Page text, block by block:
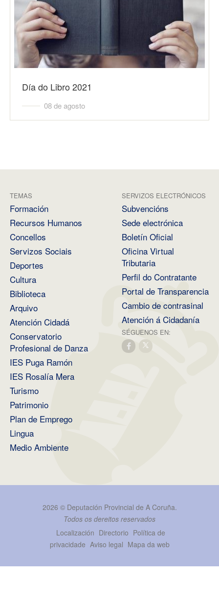
Día do Libro 2021
08 de agosto
TEMAS
Formación
Recursos Humanos
Concellos
Servizos Sociais
Deportes
Cultura
Biblioteca
Arquivo
Atención Cidadá
Conservatorio
Profesional de Danza
IES Puga Ramón
IES Rosalía Mera
Turismo
Patrimonio
Plan de Emprego
Lingua
Medio Ambiente
SERVIZOS ELECTRÓNICOS
Subvencións
Sede electrónica
Boletín Oficial
Oficina Virtual
Tributaria
Perfil do Contratante
Portal de Transparencia
Cambio de contrasinal
Atención á Cidadanía
SÉGUENOS EN:
2026 © Deputación Provincial de A Coruña.
Todos os dereitos reservados
Localización Directorio Política de
privacidade Aviso legal Mapa da web